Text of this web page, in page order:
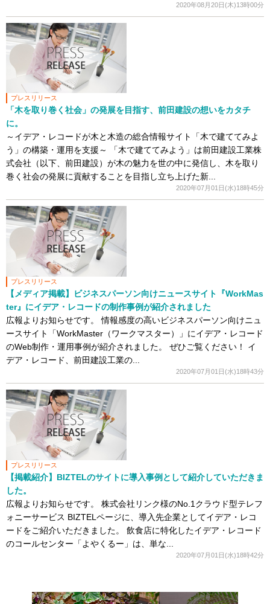
2020年08月20日(木)13時00分
プレスリリース
「木を取り巻く社会」の発展を目指す、前田建設の想いをカタチ
に。
～イデア・レコードが木と木造の総合情報サイト「木で建ててみよ
う」の構築・運用を支援～ 「木で建ててみよう」は前田建設工業株
式会社（以下、前田建設）が木の魅力を世の中に発信し、木を取り
巻く社会の発展に貢献することを目指し立ち上げた新...
2020年07月01日(水)18時45分
プレスリリース
【メディア掲載】ビジネスパーソン向けニュースサイト『WorkMas
ter』にイデア・レコードの制作事例が紹介されました
広報よりお知らせです。 情報感度の高いビジネスパーソン向けニュ
ースサイト「WorkMaster（ワークマスター）」にイデア・レコード
のWeb制作・運用事例が紹介されました。 ぜひご覧ください！ イ
デア・レコード、前田建設工業の...
2020年07月01日(水)18時43分
プレスリリース
【掲載紹介】BIZTELのサイトに導入事例として紹介していただきま
した。
広報よりお知らせです。 株式会社リンク様のNo.1クラウド型テレフ
ォニーサービス BIZTELページに、導入先企業としてイデア・レコ
ードをご紹介いただきました。 飲食店に特化したイデア・レコード
のコールセンター「よやくるー」は、単な...
2020年07月01日(水)18時42分